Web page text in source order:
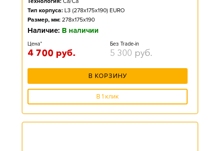
Тип корпуса: L3 (278x175x190) EURO
Размер, мм: 278x175x190
Наличие: В наличии
Цена*
4 700 руб.
Без Trade-in
5 300 руб.
В КОРЗИНУ
В 1 клик